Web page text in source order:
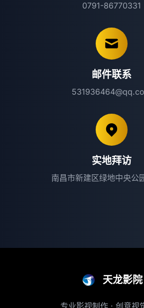
0791-86770331
邮件联系
实地拜访
南昌市新建区绿地中央公
天龙影院
专业影视制作 · 创意视